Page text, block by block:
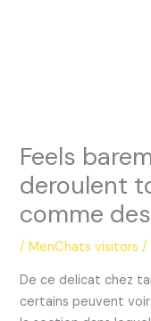
Feels
deroulent
comme
/MenChats visitors /
De ce delicat chez
certains peuvent